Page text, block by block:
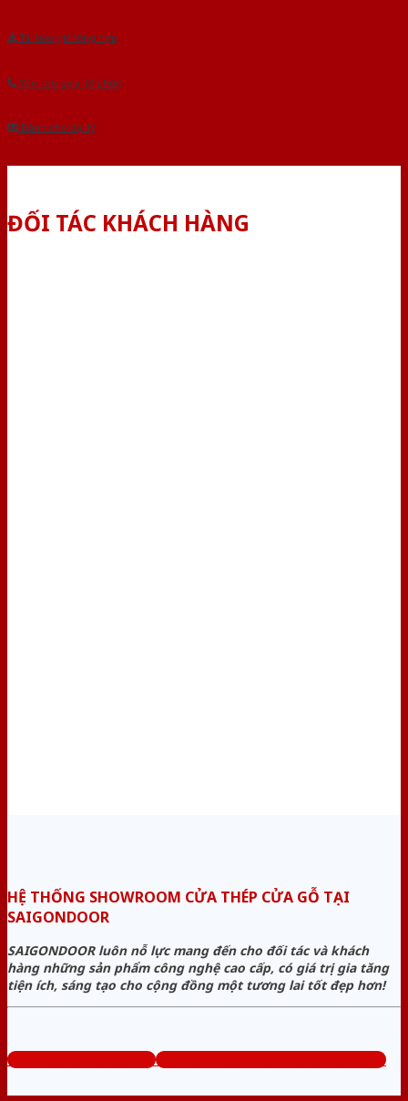
Tải báo giá tổng hợp
Yêu cầu gọi lại (3 phút)
Dành cho đại lý
ĐỐI TÁC KHÁCH HÀNG
HỆ THỐNG SHOWROOM CỬA THÉP CỬA GỖ TẠI
SAIGONDOOR
SAIGONDOOR luôn nỗ lực mang đến cho đối tác và khách
hàng những sản phẩm công nghệ cao cấp, có giá trị gia tăng
tiện ích, sáng tạo cho cộng đồng một tương lai tốt đẹp hơn!
www.cuathepcuago.com Tổng đài tư vấn miễn phí: 0824.400.400